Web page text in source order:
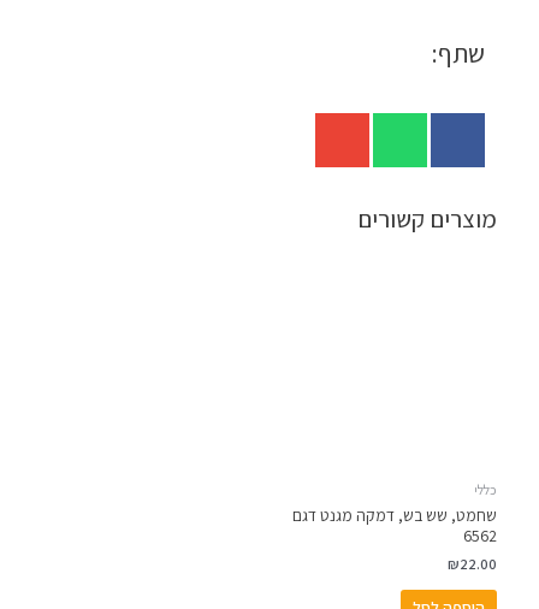
שתף:
מוצרים קשורים
כללי
שחמט, שש בש, דמקה מגנט דגם
6562
₪22.00